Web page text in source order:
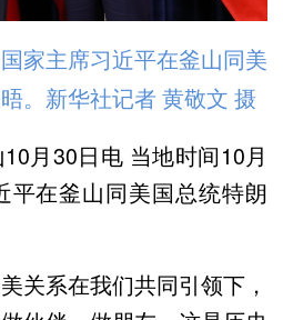
家主席习近平在釜山同美
。新华社记者 黄敬文 摄
月30日电 当地时间10月
平在釜山同美国总统特朗
系在我们共同引领下，